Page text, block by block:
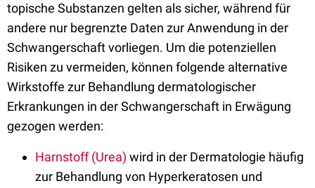
topische Substanzen gelten als sicher, während für
andere nur begrenzte Daten zur Anwendung in der
Schwangerschaft vorliegen. Um die potenziellen
Risiken zu vermeiden, können folgende alternative
Wirkstoffe zur Behandlung dermatologischer
Erkrankungen in der Schwangerschaft in Erwägung
gezogen werden:
Harnstoff (Urea) wird in der Dermatologie häufig
zur Behandlung von Hyperkeratosen und